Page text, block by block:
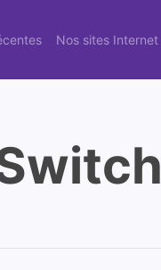
Nos sites Internet